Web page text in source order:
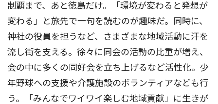
制覇まで、あと徳島だけ。「環境が変わると発想が
変わる」と旅先で一句を読むのが趣味だ。同時に、
神社の役員を担うなど、さまざまな地域活動に汗を
流し街を支える。徐々に同会の活動の比重が増え、
会の中に多くの同好会を立ち上げるなど活性化。少
年野球への支援や介護施設のボランティアなども行
う。「みんなでワイワイ楽しむ地域貢献」に生きが